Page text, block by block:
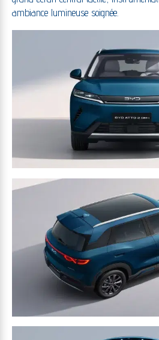
ambiance lumineuse soignée.